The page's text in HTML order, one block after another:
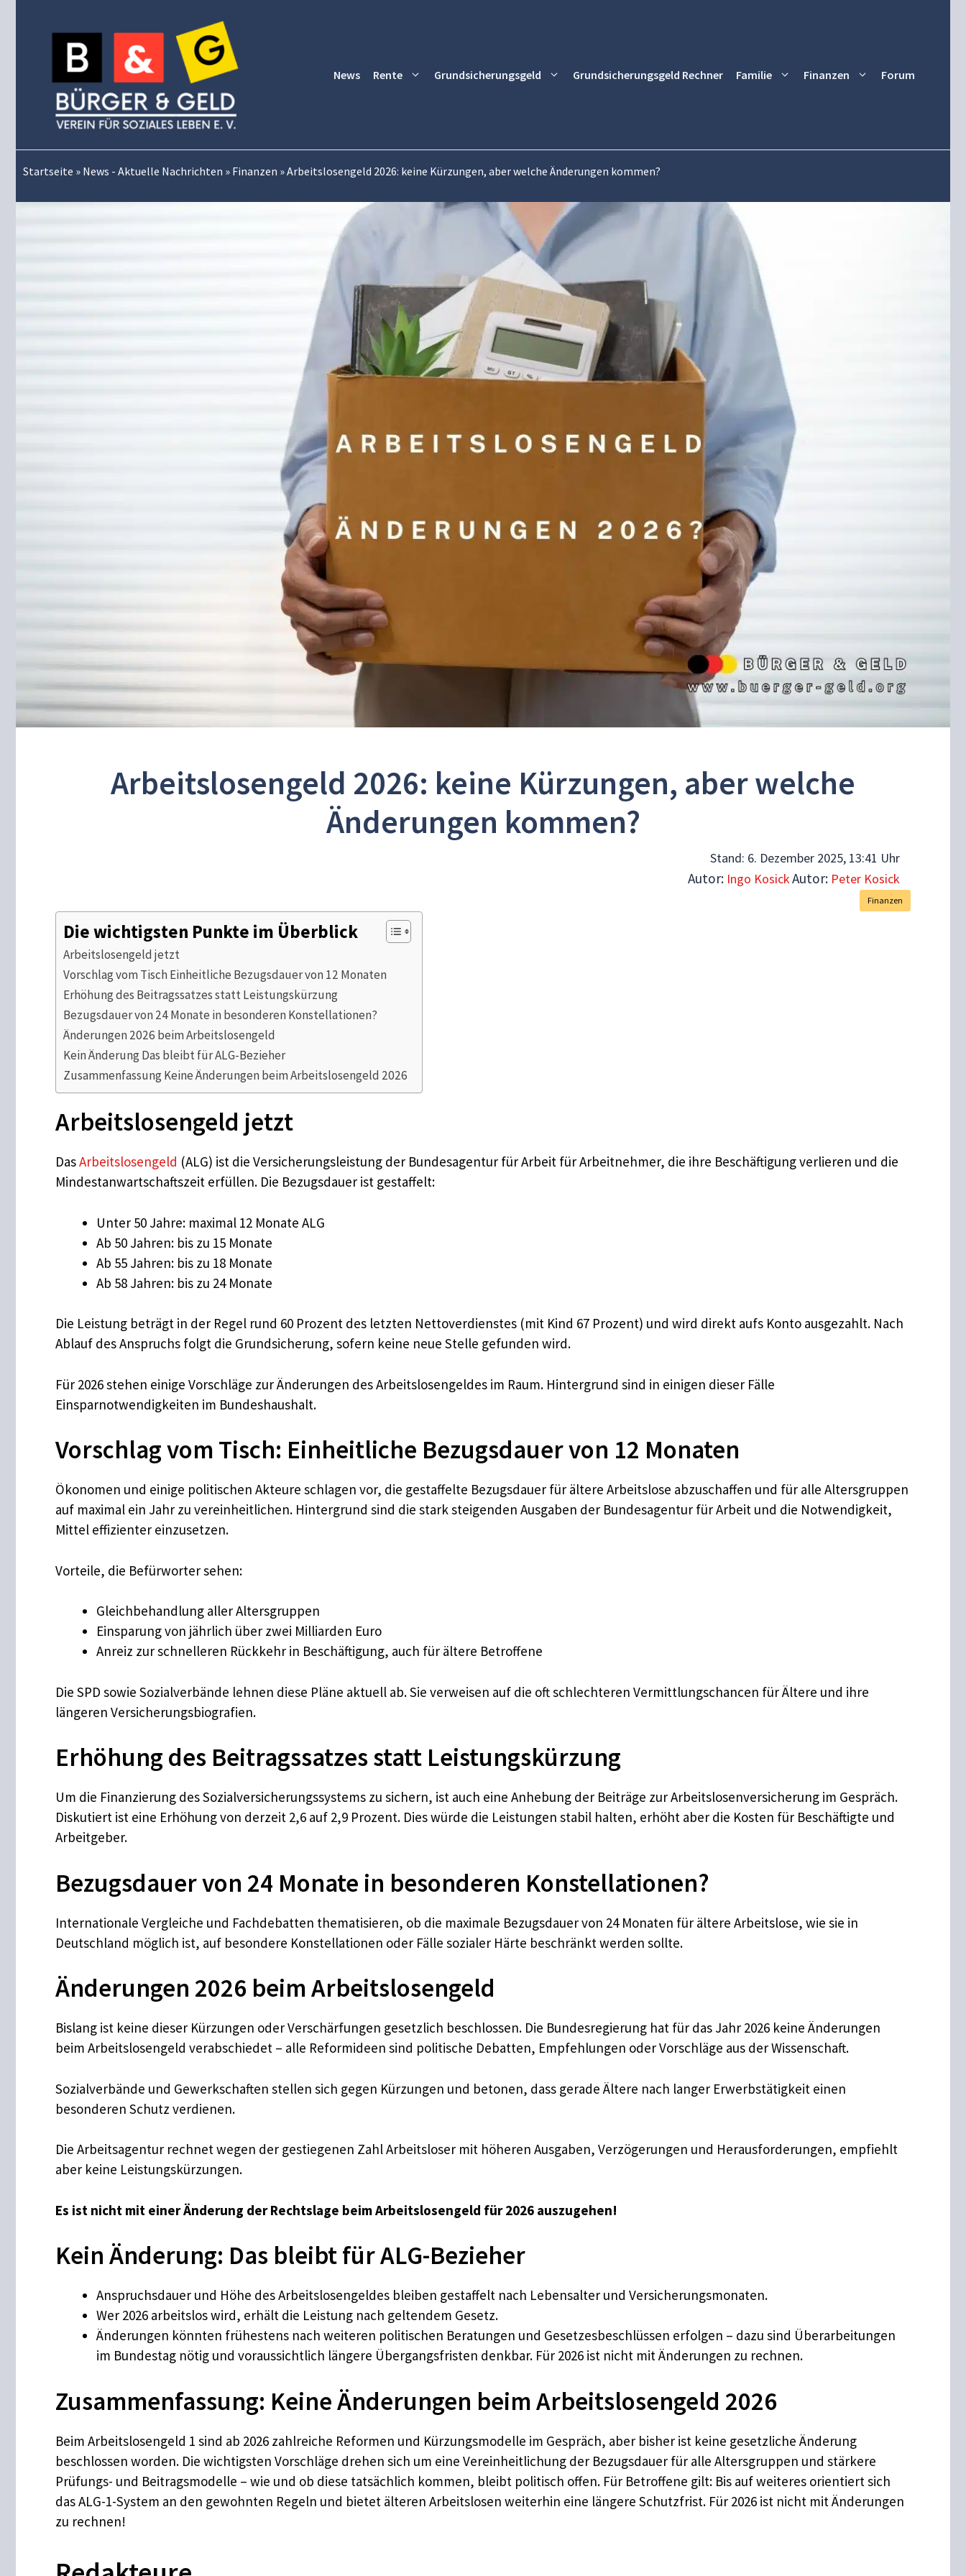
News Rente Grundsicherungsgeld Grundsicherungsgeld Rechner Familie Finanzen Forum
Startseite » News - Aktuelle Nachrichten » Finanzen »Arbeitslosengeld 2026: keine Kürzungen, aber welche Änderungen kommen?
Arbeitslosengeld 2026: keine Kürzungen, aber welche
Änderungen kommen?
Stand: 6. Dezember 2025, 13:41 Uhr
Autor: Ingo KosickAutor: Peter Kosick
Finanzen
Die wichtigsten Punkte im Überblick
Arbeitslosengeld jetzt
Vorschlag vom Tisch Einheitliche Bezugsdauer von 12 Monaten
Erhöhung des Beitragssatzes statt Leistungskürzung
Bezugsdauer von 24 Monate in besonderen Konstellationen?
Änderungen 2026 beim Arbeitslosengeld
Kein Änderung Das bleibt für ALG-Bezieher
Zusammenfassung Keine Änderungen beim Arbeitslosengeld 2026
Arbeitslosengeld jetzt
DasArbeitslosengeld (ALG) ist die Versicherungsleistung der Bundesagentur für Arbeit für Arbeitnehmer, die ihre Beschäftigung verlieren und die
Mindestanwartschaftszeit erfüllen. Die Bezugsdauer ist gestaffelt:
Unter 50 Jahre: maximal 12 Monate ALG
Ab 50 Jahren: bis zu 15 Monate
Ab 55 Jahren: bis zu 18 Monate
Ab 58 Jahren: bis zu 24 Monate
Die Leistung beträgt in der Regel rund 60 Prozent des letzten Nettoverdienstes (mit Kind 67 Prozent) und wird direkt aufs Konto ausgezahlt. Nach
Ablauf des Anspruchs folgt die Grundsicherung, sofern keine neue Stelle gefunden wird.
Für 2026 stehen einige Vorschläge zur Änderungen des Arbeitslosengeldes im Raum. Hintergrund sind in einigen dieser Fälle
Einsparnotwendigkeiten im Bundeshaushalt.
Vorschlag vom Tisch: Einheitliche Bezugsdauer von 12 Monaten
Ökonomen und einige politischen Akteure schlagen vor, die gestaffelte Bezugsdauer für ältere Arbeitslose abzuschaffen und für alle Altersgruppen
auf maximal ein Jahr zu vereinheitlichen. Hintergrund sind die stark steigenden Ausgaben der Bundesagentur für Arbeit und die Notwendigkeit,
Mittel effizienter einzusetzen.
Vorteile, die Befürworter sehen:
Gleichbehandlung aller Altersgruppen
Einsparung von jährlich über zwei Milliarden Euro
Anreiz zur schnelleren Rückkehr in Beschäftigung, auch für ältere Betroffene
Die SPD sowie Sozialverbände lehnen diese Pläne aktuell ab. Sie verweisen auf die oft schlechteren Vermittlungschancen für Ältere und ihre
längeren Versicherungsbiografien.
Erhöhung des Beitragssatzes statt Leistungskürzung
Um die Finanzierung des Sozialversicherungssystems zu sichern, ist auch eine Anhebung der Beiträge zur Arbeitslosenversicherung im Gespräch.
Diskutiert ist eine Erhöhung von derzeit 2,6 auf 2,9 Prozent. Dies würde die Leistungen stabil halten, erhöht aber die Kosten für Beschäftigte und
Arbeitgeber.
Bezugsdauer von 24 Monate in besonderen Konstellationen?
Internationale Vergleiche und Fachdebatten thematisieren, ob die maximale Bezugsdauer von 24 Monaten für ältere Arbeitslose, wie sie in
Deutschland möglich ist, auf besondere Konstellationen oder Fälle sozialer Härte beschränkt werden sollte.
Änderungen 2026 beim Arbeitslosengeld
Bislang ist keine dieser Kürzungen oder Verschärfungen gesetzlich beschlossen. Die Bundesregierung hat für das Jahr 2026 keine Änderungen
beim Arbeitslosengeld verabschiedet – alle Reformideen sind politische Debatten, Empfehlungen oder Vorschläge aus der Wissenschaft.
Sozialverbände und Gewerkschaften stellen sich gegen Kürzungen und betonen, dass gerade Ältere nach langer Erwerbstätigkeit einen
besonderen Schutz verdienen.
Die Arbeitsagentur rechnet wegen der gestiegenen Zahl Arbeitsloser mit höheren Ausgaben, Verzögerungen und Herausforderungen, empfiehlt
aber keine Leistungskürzungen.
Es ist nicht mit einer Änderung der Rechtslage beim Arbeitslosengeld für 2026 auszugehen!
Kein Änderung: Das bleibt für ALG-Bezieher
Anspruchsdauer und Höhe des Arbeitslosengeldes bleiben gestaffelt nach Lebensalter und Versicherungsmonaten.
Wer 2026 arbeitslos wird, erhält die Leistung nach geltendem Gesetz.
Änderungen könnten frühestens nach weiteren politischen Beratungen und Gesetzesbeschlüssen erfolgen – dazu sind Überarbeitungen
im Bundestag nötig und voraussichtlich längere Übergangsfristen denkbar. Für 2026 ist nicht mit Änderungen zu rechnen.
Zusammenfassung: Keine Änderungen beim Arbeitslosengeld 2026
Beim Arbeitslosengeld 1 sind ab 2026 zahlreiche Reformen und Kürzungsmodelle im Gespräch, aber bisher ist keine gesetzliche Änderung
beschlossen worden. Die wichtigsten Vorschläge drehen sich um eine Vereinheitlichung der Bezugsdauer für alle Altersgruppen und stärkere
Prüfungs- und Beitragsmodelle – wie und ob diese tatsächlich kommen, bleibt politisch offen. Für Betroffene gilt: Bis auf weiteres orientiert sich
das ALG-1-System an den gewohnten Regeln und bietet älteren Arbeitslosen weiterhin eine längere Schutzfrist. Für 2026 ist nicht mit Änderungen
zu rechnen!